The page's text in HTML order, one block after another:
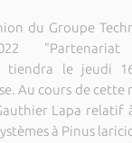
du Groupe
tiendra le jeudi
Au cours de cette
Lapa relatif
à Pinus